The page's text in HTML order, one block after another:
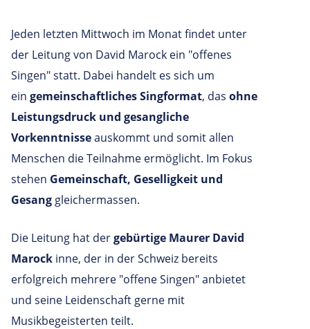
Jeden letzten Mittwoch im Monat findet unter
der Leitung von David Marock ein "offenes
Singen" statt. Dabei handelt es sich um
ein gemeinschaftliches Singformat, das ohne
Leistungsdruck und gesangliche
Vorkenntnisseauskommt und somit allen
Menschen die Teilnahme ermöglicht. Im Fokus
stehen Gemeinschaft, Geselligkeit und
Gesang gleichermassen.
Die Leitung hat dergebürtige Maurer David
Marock inne, der in der Schweiz bereits
erfolgreich mehrere "offene Singen" anbietet
und seine Leidenschaft gerne mit
Musikbegeisterten teilt.